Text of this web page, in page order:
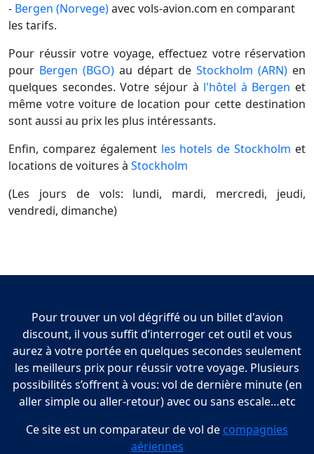
- Bergen (Norvege)avec vols-avion.com en comparant
les tarifs.
Pour réussir votre voyage, effectuez votre réservation
pour Bergen (BGO) au départ de Stockholm (ARN) en
quelques secondes. Votre séjour à l'hôtel à Bergen et
même votre voiture de location pour cette destination
sont aussi au prix les plus intéressants.
Enfin, comparez également les hotels de Stockholm et
locations de voitures à Stockholm
(Les jours de vols: lundi, mardi, mercredi, jeudi,
vendredi, dimanche)
Pour trouver un vol dégriffé ou un billet d'avion
discount, il vous suffit d’interroger cet outil et vous
aurez à votre portée en quelques secondes seulement
les meilleurs prix pour réussir votre voyage. Plusieurs
possibilités s’offrent à vous: vol de dernière minute (en
aller simple ou aller-retour) avec ou sans escale…etc
Ce site est un comparateur de vol de compagnies
aériennes